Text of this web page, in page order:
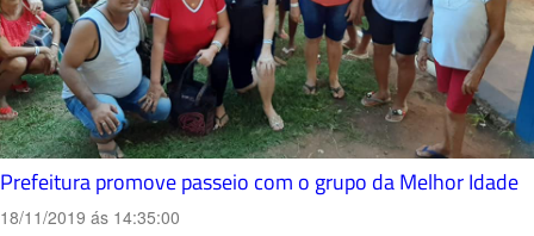
Prefeitura promove passeio com o grupo da Melhor Idade
18/11/2019 ás 14:35:00